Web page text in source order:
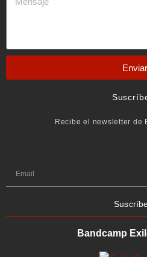
Enviar
Recibe el newsletter de
Bandcamp